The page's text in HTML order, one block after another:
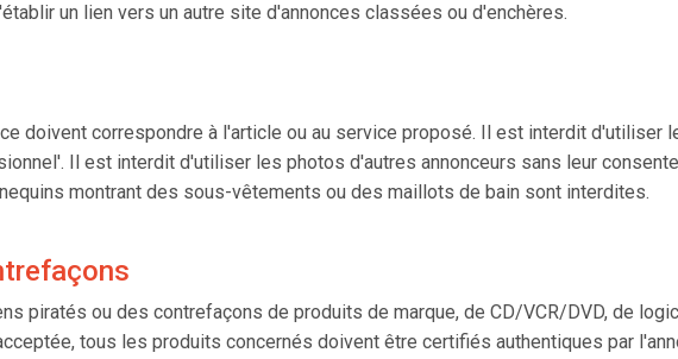
un lien vers un autre site d'annonces classées ou d'enchères.
doivent correspondre à l'article ou au service proposé. Il est interdit d'utiliser
Il est interdit d'utiliser les photos d'autres annonceurs sans leur
montrant des sous-vêtements ou des maillots de bain sont interdites.
piratés ou des contrefaçons de produits de marque, de CD/VCR/DVD, de
tous les produits concernés doivent être certifiés authentiques par